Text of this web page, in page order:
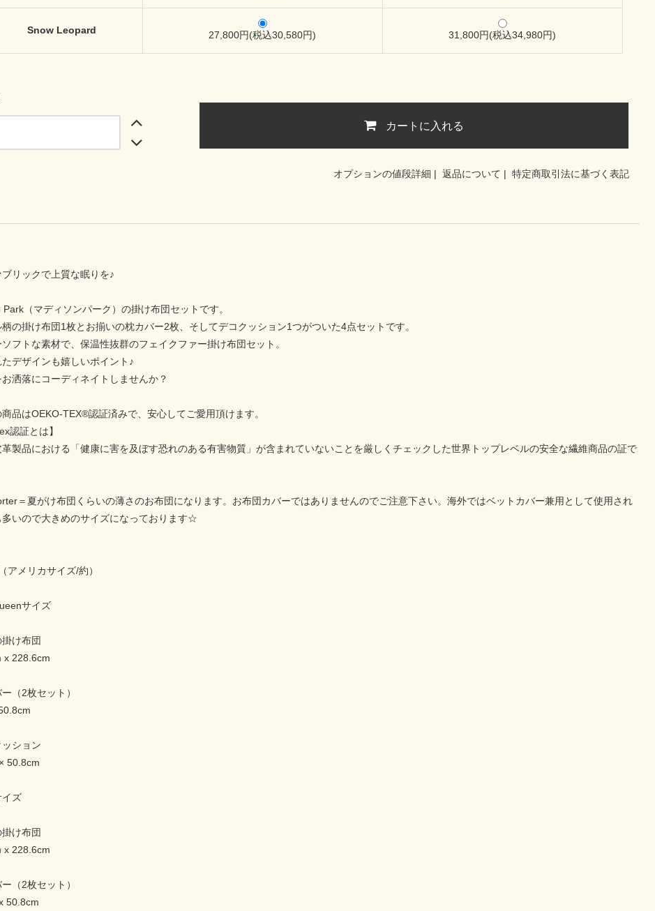
Snow Leopard 27,800円(税込30,580円) 31,800円(税込34,980円)
カートに入れる
オプションの値段詳細 | 返品について | 特定商取引法に基づく表記
リックで上質な眠りを♪
Park（マディソンパーク）の掛け布団セットです。
の掛け布団1枚とお揃いの枕カバー2枚、そしてデコクッション1つがついた4点セットです。
ソフトな素材で、保温性抜群のフェイクファー掛け布団セット。
デザインも嬉しいポイント♪
洒落にコーディネイトしませんか？
商品はOEKO-TEX®認証済みで、安心してご愛用頂けます。
認証とは】
製品における「健康に害を及ぼす恐れのある有害物質」が含まれていないことを厳しくチェックした世界トップレベルの安全な繊維商品の証で
＝夏がけ布団くらいの薄さのお布団になります。お布団カバーではありませんのでご注意下さい。海外ではベットカバー兼用として使用され
多いので大きめのサイズになっております☆
アメリカサイズ/約）
サイズ
掛け布団
x 228.6cm
ー（2枚セット）
ッション
50.8cm
ズ
掛け布団
x 228.6cm
ー（2枚セット）
50.8cm